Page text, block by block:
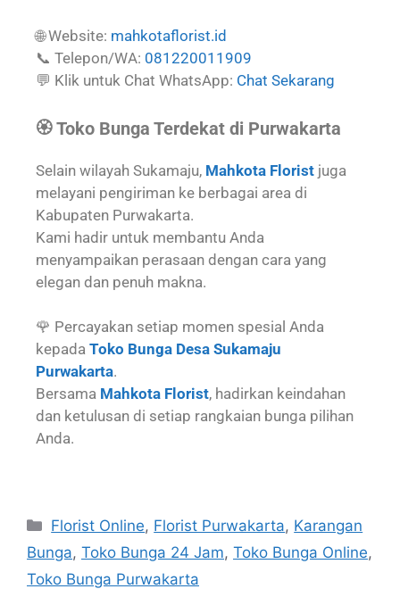
🌐 Website: mahkotaflorist.id
📞 Telepon/WA: 081220011909
💬 Klik untuk Chat WhatsApp: Chat Sekarang
🏵️ Toko Bunga Terdekat di Purwakarta
Selain wilayah Sukamaju, Mahkota Florist juga
melayani pengiriman ke berbagai area di
Kabupaten Purwakarta.
Kami hadir untuk membantu Anda
menyampaikan perasaan dengan cara yang
elegan dan penuh makna.
🌹 Percayakan setiap momen spesial Anda
kepada Toko Bunga Desa Sukamaju
Purwakarta.
Bersama Mahkota Florist, hadirkan keindahan
dan ketulusan di setiap rangkaian bunga pilihan
Anda.
Florist Online, Florist Purwakarta, Karangan
Bunga, Toko Bunga 24 Jam, Toko Bunga Online,
Toko Bunga Purwakarta